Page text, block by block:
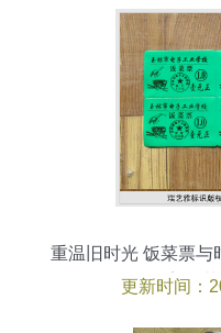
重温旧时光 饭菜票
美工
更新时间：